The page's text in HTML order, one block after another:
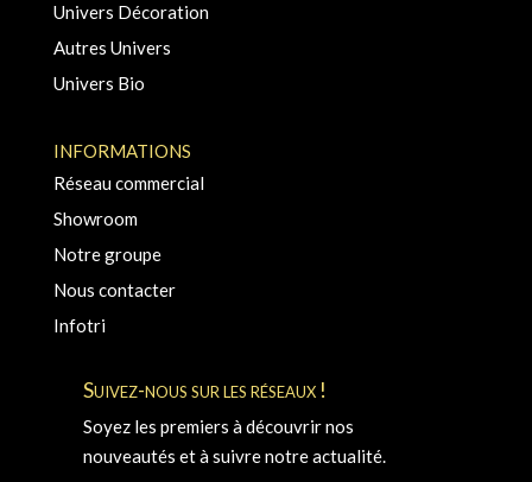
Univers Décoration
Autres Univers
Univers Bio
INFORMATIONS
Réseau commercial
Showroom
Notre groupe
Nous contacter
Infotri
Suivez-nous sur les réseaux !
Soyez les premiers à découvrir nos
nouveautés et à suivre notre actualité.